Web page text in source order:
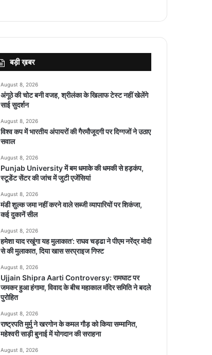
बड़ी ख़बर
August 8, 2026
अंगूठे की चोट बनी वजह, श्रीलंका के खिलाफ टेस्ट नहीं खेलेंगे
साई सुदर्शन
August 8, 2026
विश्व कप में भारतीय अंपायरों की गैरमौजूदगी पर दिग्गजों ने उठाए
सवाल
August 8, 2026
Punjab University में बम धमाके की धमकी से हड़कंप,
स्टूडेंट सेंटर की जांच में जुटी एजेंसियां
August 8, 2026
मंडी शुल्क जमा नहीं करने वाले सब्जी व्यापारियों पर शिकंजा,
कई दुकानें सील
August 8, 2026
हमेशा याद रखूंगा यह मुलाकात’: राघव चड्ढा ने पीएम नरेंद्र मोदी
से की मुलाकात, दिया खास सरप्राइज गिफ्ट
August 8, 2026
Ujjain Shipra Aarti Controversy: रामघाट पर
जमकर हुआ हंगामा, विवाद के बीच महाकाल मंदिर समिति ने बदले
पुरोहित
August 8, 2026
राष्ट्रपति मुर्मु ने खरगोन के कमल गौड़ को किया सम्मानित,
महेश्वरी साड़ी बुनाई में योगदान की सराहना
August 8, 2026